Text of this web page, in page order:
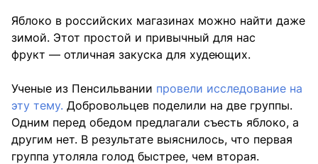
Яблоко в российских магазинах можно найти даже
зимой. Этот простой и привычный для нас
фрукт — отличная закуска для худеющих.
Ученые из Пенсильвании провели исследование на
эту тему. Добровольцев поделили на две группы.
Одним перед обедом предлагали съесть яблоко, а
другим нет. В результате выяснилось, что первая
группа утоляла голод быстрее, чем вторая.